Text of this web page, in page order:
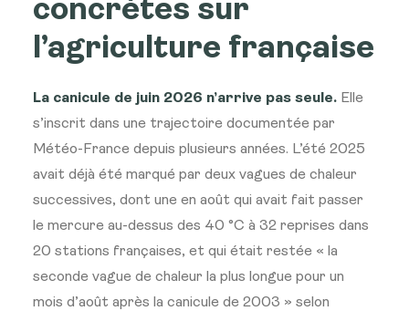
concrètes sur
l’agriculture française
La canicule de juin 2026 n’arrive pas seule. Elle
s’inscrit dans une trajectoire documentée par
Météo-France depuis plusieurs années. L’été 2025
avait déjà été marqué par deux vagues de chaleur
successives, dont une en août qui avait fait passer
le mercure au-dessus des 40 °C à 32 reprises dans
20 stations françaises, et qui était restée « la
seconde vague de chaleur la plus longue pour un
mois d’août après la canicule de 2003 » selon